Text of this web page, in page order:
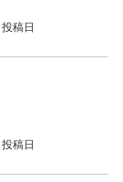
投稿日
投稿日